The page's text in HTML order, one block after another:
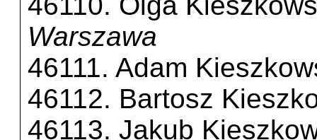
Warszawa
46111. Adam
46112. Bartosz
46113. Jakub